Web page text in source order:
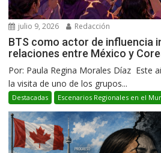
julio 9, 2026 Redacción
BTS como actor de influencia
relaciones entre México y
Por: Paula Regina Morales Díaz Este
la visita de uno de los grupos...
Destacadas Escenarios Regionales en el